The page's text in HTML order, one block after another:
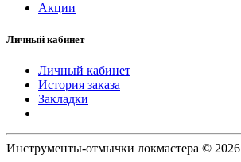
Акции
Личный кабинет
Личный кабинет
История заказа
Закладки
Инструменты-отмычки локмастера © 2026